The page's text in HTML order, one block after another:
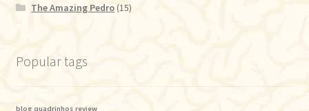
The Amazing Pedro (15)
Popular tags
blog quadrinhos review